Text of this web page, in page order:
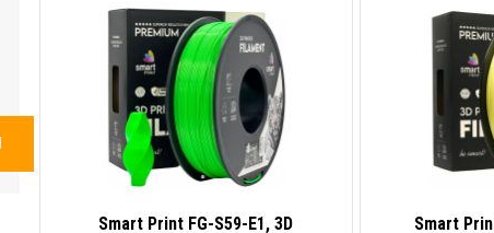
Smart Print FG-S59-E1, 3D
Smart